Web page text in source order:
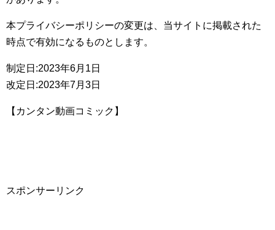
本プライバシーポリシーの変更は、当サイトに掲載された
時点で有効になるものとします。
制定日:2023年6月1日
改定日:2023年7月3日
【カンタン動画コミック】
スポンサーリンク